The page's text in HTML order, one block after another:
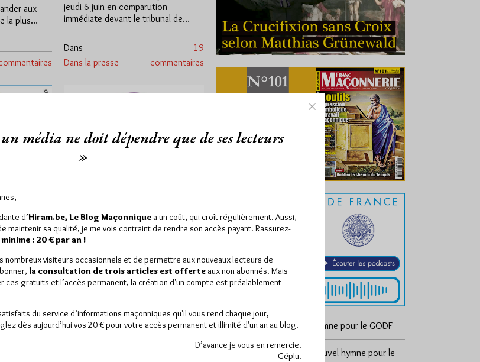
aux
la plus…
jeudi 6 juin en comparution
immédiate devant le tribunal de…
Dans
Dans la presse
19
commentaires
de
Lu 3855 fois
l’Union
des
individus se
Communiqué de la
Charte d’Ethique des
Par Géplu
Mardi 12/03/19
Lu 1624 fois
et de bonne conduite des rites
maçonniques égyptiens . 12 Mars
cosmosdansUn nouvel hymne pour le GODF
sylvain zeghni dans
Un nouvel hymne pour le
média ne doit dépendre que de ses lecteurs
»
d’Hiram.be, Le Blog Maçonnique a un coût, qui croît régulièrement. Aussi,
maintenir sa qualité, je me vois contraint de rendre son accès payant. Rassurez-
: 20 € par an !
nombreux visiteurs occasionnels et de permettre aux nouveaux lecteurs de
la consultation de trois articles est offerte aux non abonnés. Mais
ces gratuits et l’accès permanent, la création d'un compte est préalablement
du service d’informations maçonniques qu'il vous rend chaque jour,
dès aujourd’hui vos 20 € pour votre accès permanent et illimité d'un an au blog.
D’avance je vous en remercie.
Géplu.